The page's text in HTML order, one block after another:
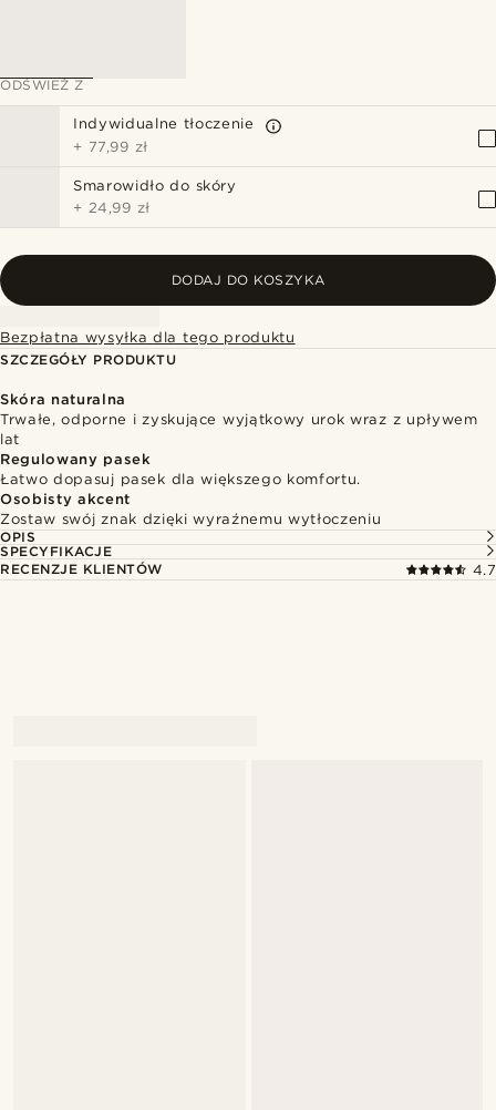
ODŚWIEŻ Z
Indywidualne tłoczenie
+ 77,99 zł
Smarowidło do skóry
+ 24,99 zł
DODAJ DO KOSZYKA
Bezpłatna wysyłka dla tego produktu
SZCZEGÓŁY PRODUKTU
Skóra naturalna
Trwałe, odporne i zyskujące wyjątkowy urok wraz z upływem
lat
Regulowany pasek
Łatwo dopasuj pasek dla większego komfortu.
Osobisty akcent
Zostaw swój znak dzięki wyraźnemu wytłoczeniu
OPIS
SPECYFIKACJE
RECENZJE KLIENTÓW
4.7